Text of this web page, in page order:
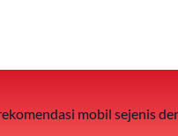
mobil sejenis